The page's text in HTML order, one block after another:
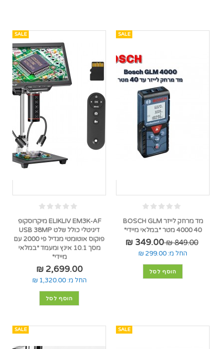
SALE
מד מרחק לייזר BOSCH GLM
4000 40 מטר *במלאי מיידי*
849.00 ₪
349.00 ₪
החל מ: 299.00 ₪
הוסף לסל
SALE
ELIKLIV EM3K-AF מיקרוסקופ
דיגיטלי כולל שלט USB 38MP
פוקוס אוטומטי מגדיל פי 2000 עם
מסך 10.1 אינץ ומעמד *במלאי
מיידי*
2,699.00 ₪
החל מ: 1,320.00 ₪
הוסף לסל
SALE
SALE